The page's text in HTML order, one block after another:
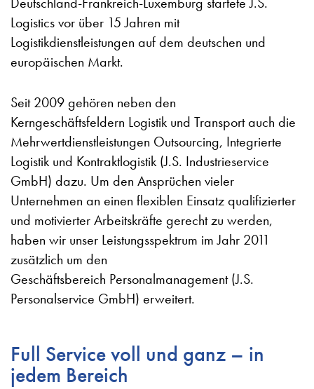
Logistics vor über 15 Jahren mit
Logistikdienstleistungen auf dem deutschen und
europäischen Markt.
Seit 2009 gehören neben den
Kerngeschäftsfeldern Logistik und Transport auch die
Mehrwertdienstleistungen Outsourcing, Integrierte
Logistik und Kontraktlogistik (J.S. Industrieservice
GmbH) dazu. Um den Ansprüchen vieler
Unternehmen an einen flexiblen Einsatz qualifizierter
und motivierter Arbeitskräfte gerecht zu werden,
haben wir unser Leistungsspektrum im Jahr 2011
zusätzlich um den
Geschäftsbereich Personalmanagement (J.S.
Personalservice GmbH) erweitert.
Full Service voll und ganz – in
jedem Bereich